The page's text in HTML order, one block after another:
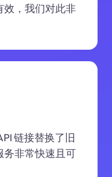
效，我们对此非
链接替换了旧
务非常快速且可